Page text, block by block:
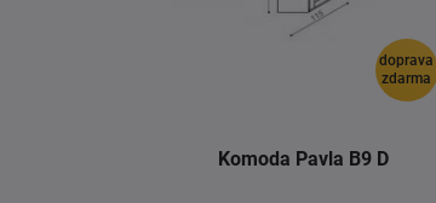
doprava
zdarma
Komoda Pavla B9 D